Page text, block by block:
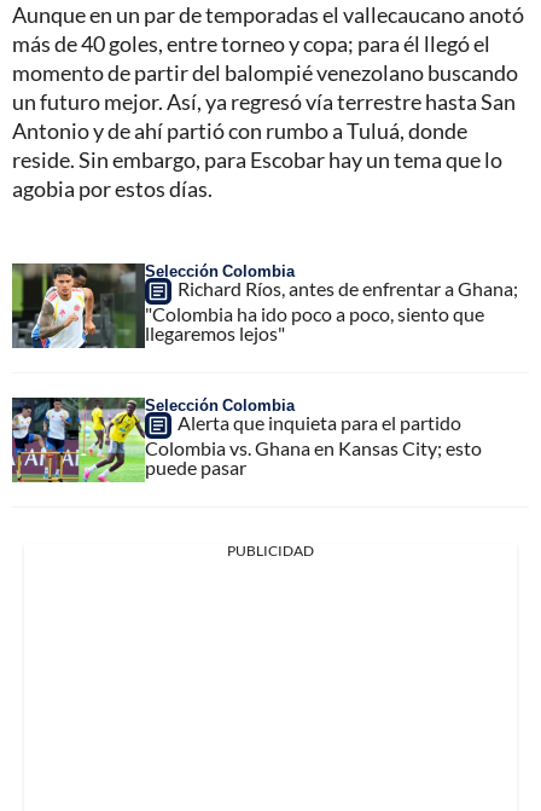
Aunque en un par de temporadas el vallecaucano anotó
más de 40 goles, entre torneo y copa; para él llegó el
momento de partir del balompié venezolano buscando
un futuro mejor. Así, ya regresó vía terrestre hasta San
Antonio y de ahí partió con rumbo a Tuluá, donde
reside. Sin embargo, para Escobar hay un tema que lo
agobia por estos días.
Selección Colombia
Richard Ríos, antes de enfrentar a Ghana;
"Colombia ha ido poco a poco, siento que
llegaremos lejos"
Selección Colombia
Alerta que inquieta para el partido
Colombia vs. Ghana en Kansas City; esto
puede pasar
PUBLICIDAD